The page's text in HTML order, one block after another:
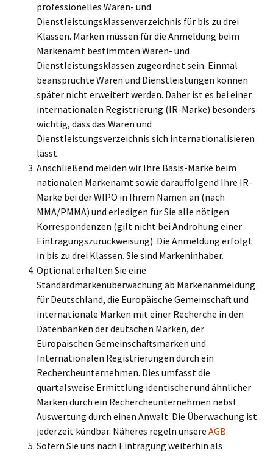
professionelles Waren- und
Dienstleistungsklassenverzeichnis für bis zu drei
Klassen. Marken müssen für die Anmeldung beim
Markenamt bestimmten Waren- und
Dienstleistungsklassen zugeordnet sein. Einmal
beanspruchte Waren und Dienstleistungen können
später nicht erweitert werden. Daher ist es bei einer
internationalen Registrierung (IR-Marke) besonders
wichtig, dass das Waren und
Dienstleistungsverzeichnis sich internationalisieren
lässt.
Anschließend melden wir Ihre Basis-Marke beim
nationalen Markenamt sowie darauffolgend Ihre IR-
Marke bei der WIPO in Ihrem Namen an (nach
MMA/PMMA) und erledigen für Sie alle nötigen
Korrespondenzen (gilt nicht bei Androhung einer
Eintragungszurückweisung). Die Anmeldung erfolgt
in bis zu drei Klassen. Sie sind Markeninhaber.
Optional erhalten Sie eine
Standardmarkenüberwachung ab Markenanmeldung
für Deutschland, die Europäische Gemeinschaft und
internationale Marken mit einer Recherche in den
Datenbanken der deutschen Marken, der
Europäischen Gemeinschaftsmarken und
Internationalen Registrierungen durch ein
Rechercheunternehmen. Dies umfasst die
quartalsweise Ermittlung identischer und ähnlicher
Marken durch ein Rechercheunternehmen nebst
Auswertung durch einen Anwalt. Die Überwachung ist
jederzeit kündbar. Näheres regeln unsere AGB.
Sofern Sie uns nach Eintragung weiterhin als